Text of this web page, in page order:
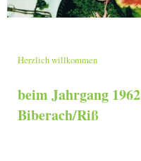
Herzlich willkommen
beim Jahrgang 1962
Biberach/Riß